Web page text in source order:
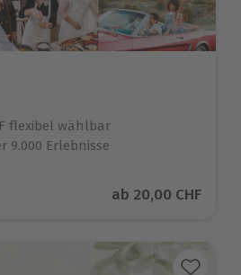
flexibel wählbar
9.000 Erlebnisse
Aktueller Preis
ab 20,00 CHF